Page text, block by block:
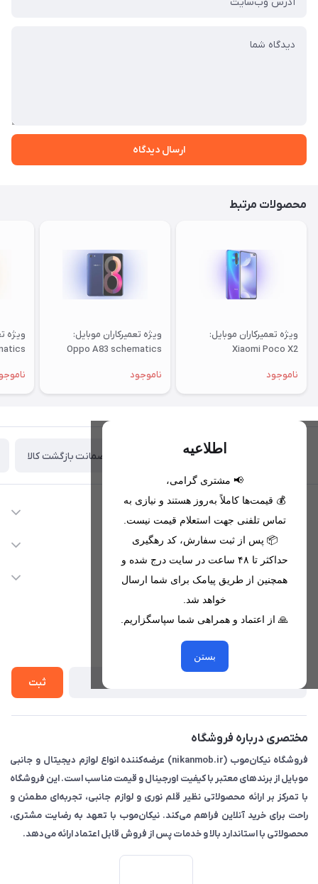
ارسال دیدگاه
محصولات مرتبط
ویژه تعمیرکاران موبایل:
Xiaomi Poco X2
ناموجود
ویژه تعمیرکاران موبایل:
Oppo A83 schematics
ناموجود
ویژه
اطلاعیه
📢 مشتری گرامی،
💰 قیمت‌ها کاملاً به‌روز هستند و نیازی به
تماس تلفنی جهت استعلام قیمت نیست.
📦 پس از ثبت سفارش، کد رهگیری
حداکثر تا ۴۸ ساعت در سایت درج شده و
همچنین از طریق پیامک برای شما ارسال
خواهد شد.
🙏 از اعتماد و همراهی شما سپاسگزاریم.
بستن
تحویل اکسپرس(با هماهنگی) ضمانت بازگشت کالا
اطلاعات تماس
09221680256 - 09373782289
nikanmobstore@gmail.com
هرمزگان، بندرخمیر، شهرک رودبار
دسترسی سریع
لیست محصولات
خدمات مشتریان
حریم خصوصی
از جدید‌ترین تخفیف‌ها با‌ خبر شوید
ثبت
مختصری درباره فروشگاه
فروشگاه نیکان‌موب (nikanmob.ir) عرضه‌کننده انواع لوازم دیجیتال و جانبی
موبایل از برندهای معتبر با کیفیت اورجینال و قیمت مناسب است. این فروشگاه
با تمرکز بر ارائه محصولاتی نظیر قلم نوری و لوازم جانبی، تجربه‌ای مطمئن و
راحت برای خرید آنلاین فراهم می‌کند. نیکان‌موب با تعهد به رضایت مشتری،
محصولاتی با استاندارد بالا و خدمات پس از فروش قابل اعتماد ارائه می‌دهد.